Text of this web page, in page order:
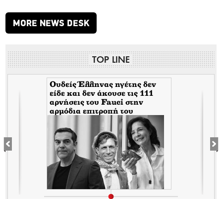
MORE NEWS DESK
TOP LINE
Ουδείς Έλληνας ηγέτης δεν
είδε και δεν άκουσε τις 111
αρνήσεις του Fauci στην
αρμόδια επιτροπή του
Κογκρέσου. Δείτε γιατί!